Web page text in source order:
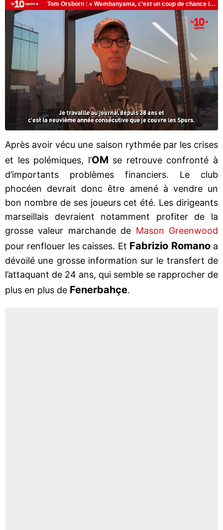
Après avoir vécu une saison rythmée par les crises
et les polémiques, l’OM se retrouve confronté à
d’importants problèmes financiers. Le club
phocéen devrait donc être amené à vendre un
bon nombre de ses joueurs cet été. Les dirigeants
marseillais devraient notamment profiter de la
grosse valeur marchande de Mason Greenwood
pour renflouer les caisses. Et Fabrizio Romanoa
dévoilé une grosse information sur le transfert de
l’attaquant de 24 ans, qui semble se rapprocher de
plus en plus de Fenerbahçe.